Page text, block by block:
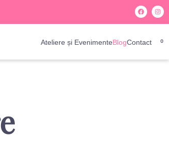
Ateliere și EvenimenteBlogContact 0